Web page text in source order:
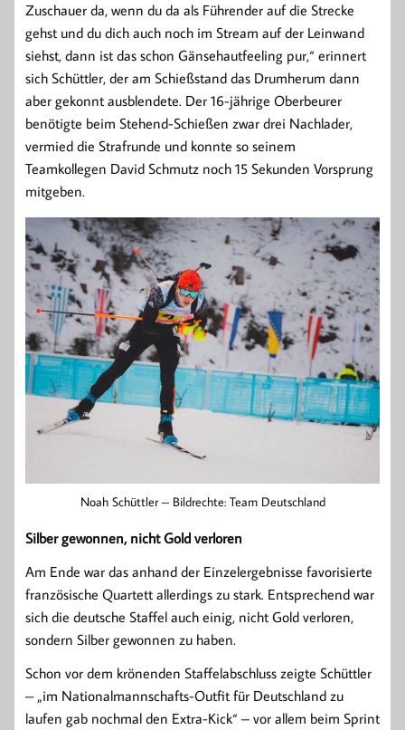
Zuschauer da, wenn du da als Führender auf die Strecke
gehst und du dich auch noch im Stream auf der Leinwand
siehst, dann ist das schon Gänsehautfeeling pur,“ erinnert
sich Schüttler, der am Schießstand das Drumherum dann
aber gekonnt ausblendete. Der 16-jährige Oberbeurer
benötigte beim Stehend-Schießen zwar drei Nachlader,
vermied die Strafrunde und konnte so seinem
Teamkollegen David Schmutz noch 15 Sekunden Vorsprung
mitgeben.
Noah Schüttler – Bildrechte: Team Deutschland
Silber gewonnen, nicht Gold verloren
Am Ende war das anhand der Einzelergebnisse favorisierte
französische Quartett allerdings zu stark. Entsprechend war
sich die deutsche Staffel auch einig, nicht Gold verloren,
sondern Silber gewonnen zu haben.
Schon vor dem krönenden Staffelabschluss zeigte Schüttler
– „im Nationalmannschafts-Outfit für Deutschland zu
laufen gab nochmal den Extra-Kick“ – vor allem beim Sprint